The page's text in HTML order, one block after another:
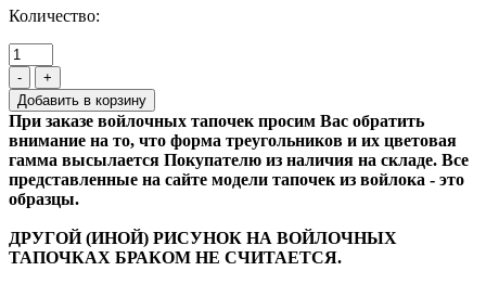
Количество:
- +
При заказе войлочных тапочек просим Вас обратить
внимание на то, что форма треугольников и их цветовая
гамма высылается Покупателю из наличия на складе. Все
представленные на сайте модели тапочек из войлока - это
образцы.
ДРУГОЙ (ИНОЙ) РИСУНОК НА ВОЙЛОЧНЫХ
ТАПОЧКАХ БРАКОМ НЕ СЧИТАЕТСЯ.